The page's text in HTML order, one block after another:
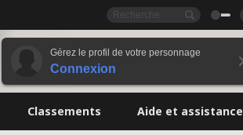
Gérez le profil de votre personnage
Connexion
Classements Aide et assistance